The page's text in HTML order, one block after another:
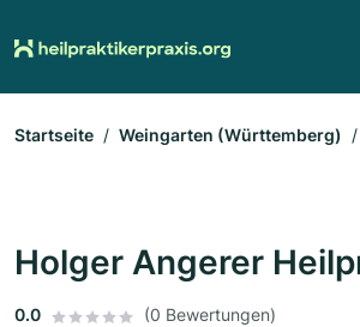
Startseite Weingarten (Württemberg)
Holger Angerer
0.0 (0 Bewertungen)